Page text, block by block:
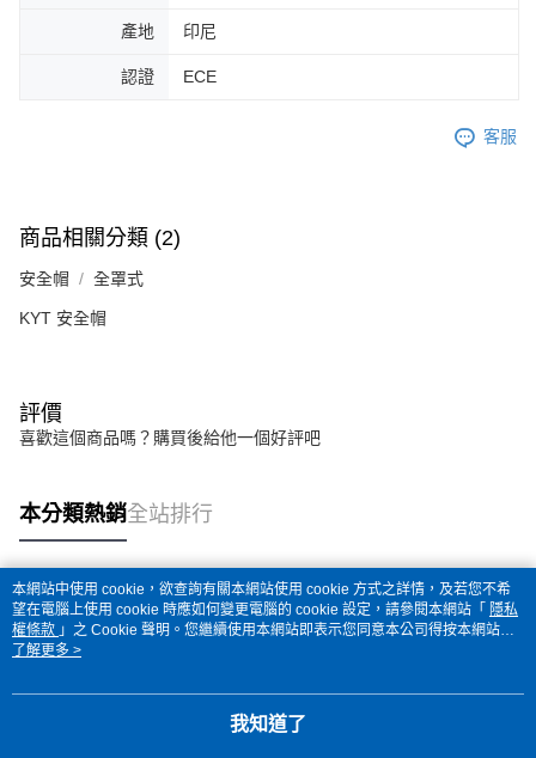
產地 印尼
認證 ECE
客服
商品相關分類 (2)
安全帽 全罩式
KYT 安全帽
評價
喜歡這個商品嗎？購買後給他一個好評吧
本分類熱銷全站排行
熱門標籤
本網站中使用 cookie，欲查詢有關本網站使用 cookie 方式之詳情，及若您不希
望在電腦上使用 cookie 時應如何變更電腦的 cookie 設定，請參閱本網站「 隱私
權條款 」之 Cookie 聲明。您繼續使用本網站即表示您同意本公司得按本網站使
用條款之 Cookie 聲明使用 cookie。
了解更多 >
我知道了